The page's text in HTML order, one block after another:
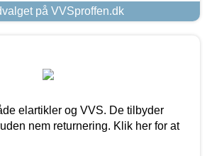
på VVSproffen.dk
elartikler og VVS. De tilbyder
nem returnering. Klik her for at